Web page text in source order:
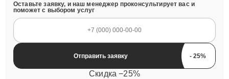
Оставьте заявку, и наш менеджер проконсультирует вас и
поможет с выбором услуг
Отправить заявку
Скидка −25%